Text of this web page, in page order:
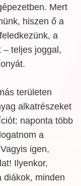
Mert
hiszen ő a
a
– teljes joggal,
területen
alkatrészeket
naponta több
a
igen,
Ilyenkor,
diákok, minden